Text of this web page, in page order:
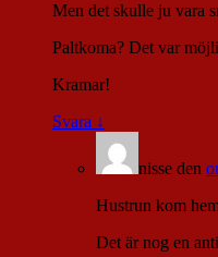
Men det skulle ju vara
Paltkoma? Det var
Kramar!
Svara ↓
nisse den
Hustrun kom
Det är nog en